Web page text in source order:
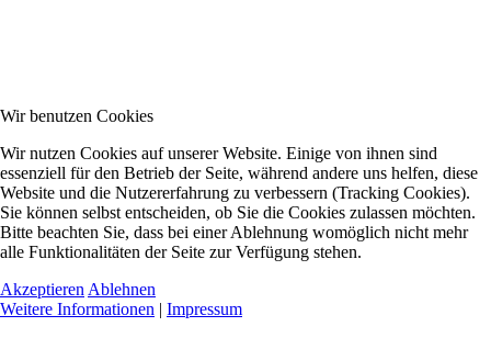
Wir benutzen Cookies
Wir nutzen Cookies auf unserer Website. Einige von ihnen sind
essenziell für den Betrieb der Seite, während andere uns helfen, diese
Website und die Nutzererfahrung zu verbessern (Tracking Cookies).
Sie können selbst entscheiden, ob Sie die Cookies zulassen möchten.
Bitte beachten Sie, dass bei einer Ablehnung womöglich nicht mehr
alle Funktionalitäten der Seite zur Verfügung stehen.
Akzeptieren Ablehnen
Weitere Informationen | Impressum